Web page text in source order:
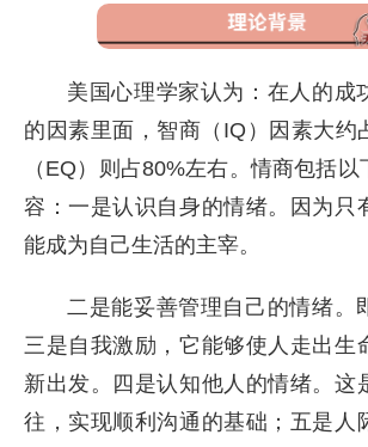
美国心理学家认为：在人的成
的因素里面，智商（IQ）因素大约
（EQ）则占80%左右。情商包括
容：一是认识自身的情绪。因为只
能成为自己生活的主宰。
二是能妥善管理自己的情绪。
三是自我激励，它能够使人走出生
新出发。四是认知他人的情绪。这
往，实现顺利沟通的基础；五是人